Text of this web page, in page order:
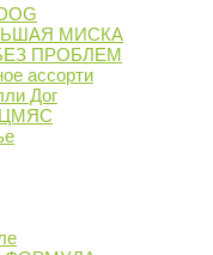
МИСКА
ПРОБЛЕМ
ассорти
Дог